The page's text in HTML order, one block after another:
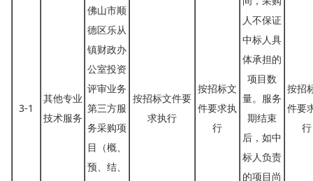
3-1
其他专业
技术服务
佛山市顺
德区乐从
镇财政办
公室投资
评审业务
第三方服
务采购项
目（概、
预、结、
按招标文件要
求执行
按招标文
件要求执
行
人不保证
中标人具
体承担的
项目数
量。服务
期结束
后，如中
标人负责
的项目尚
按招
件要
行